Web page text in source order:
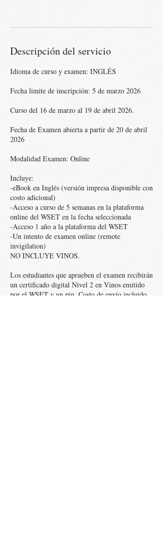
Descripción del servicio
Idioma de curso y examen: INGLÉS
Fecha limite de inscripción: 5 de marzo 2026
Curso del 16 de marzo al 19 de abril 2026.
Fecha de Examen abierta a partir de 20 de abril
2026
Modalidad Examen: Online
Incluye:
-eBook en Inglés (versión impresa disponible con
costo adicional)
-Acceso a curso de 5 semanas en la plataforma
online del WSET en la fecha seleccionada
-Acceso 1 año a la plataforma del WSET
-Un intento de examen online (remote
invigilation)
NO INCLUYE VINOS.
Los estudiantes que aprueben el examen recibirán
un certificado digital Nivel 2 en Vinos emitido
por el WSET y un pin. Costo de envío incluido